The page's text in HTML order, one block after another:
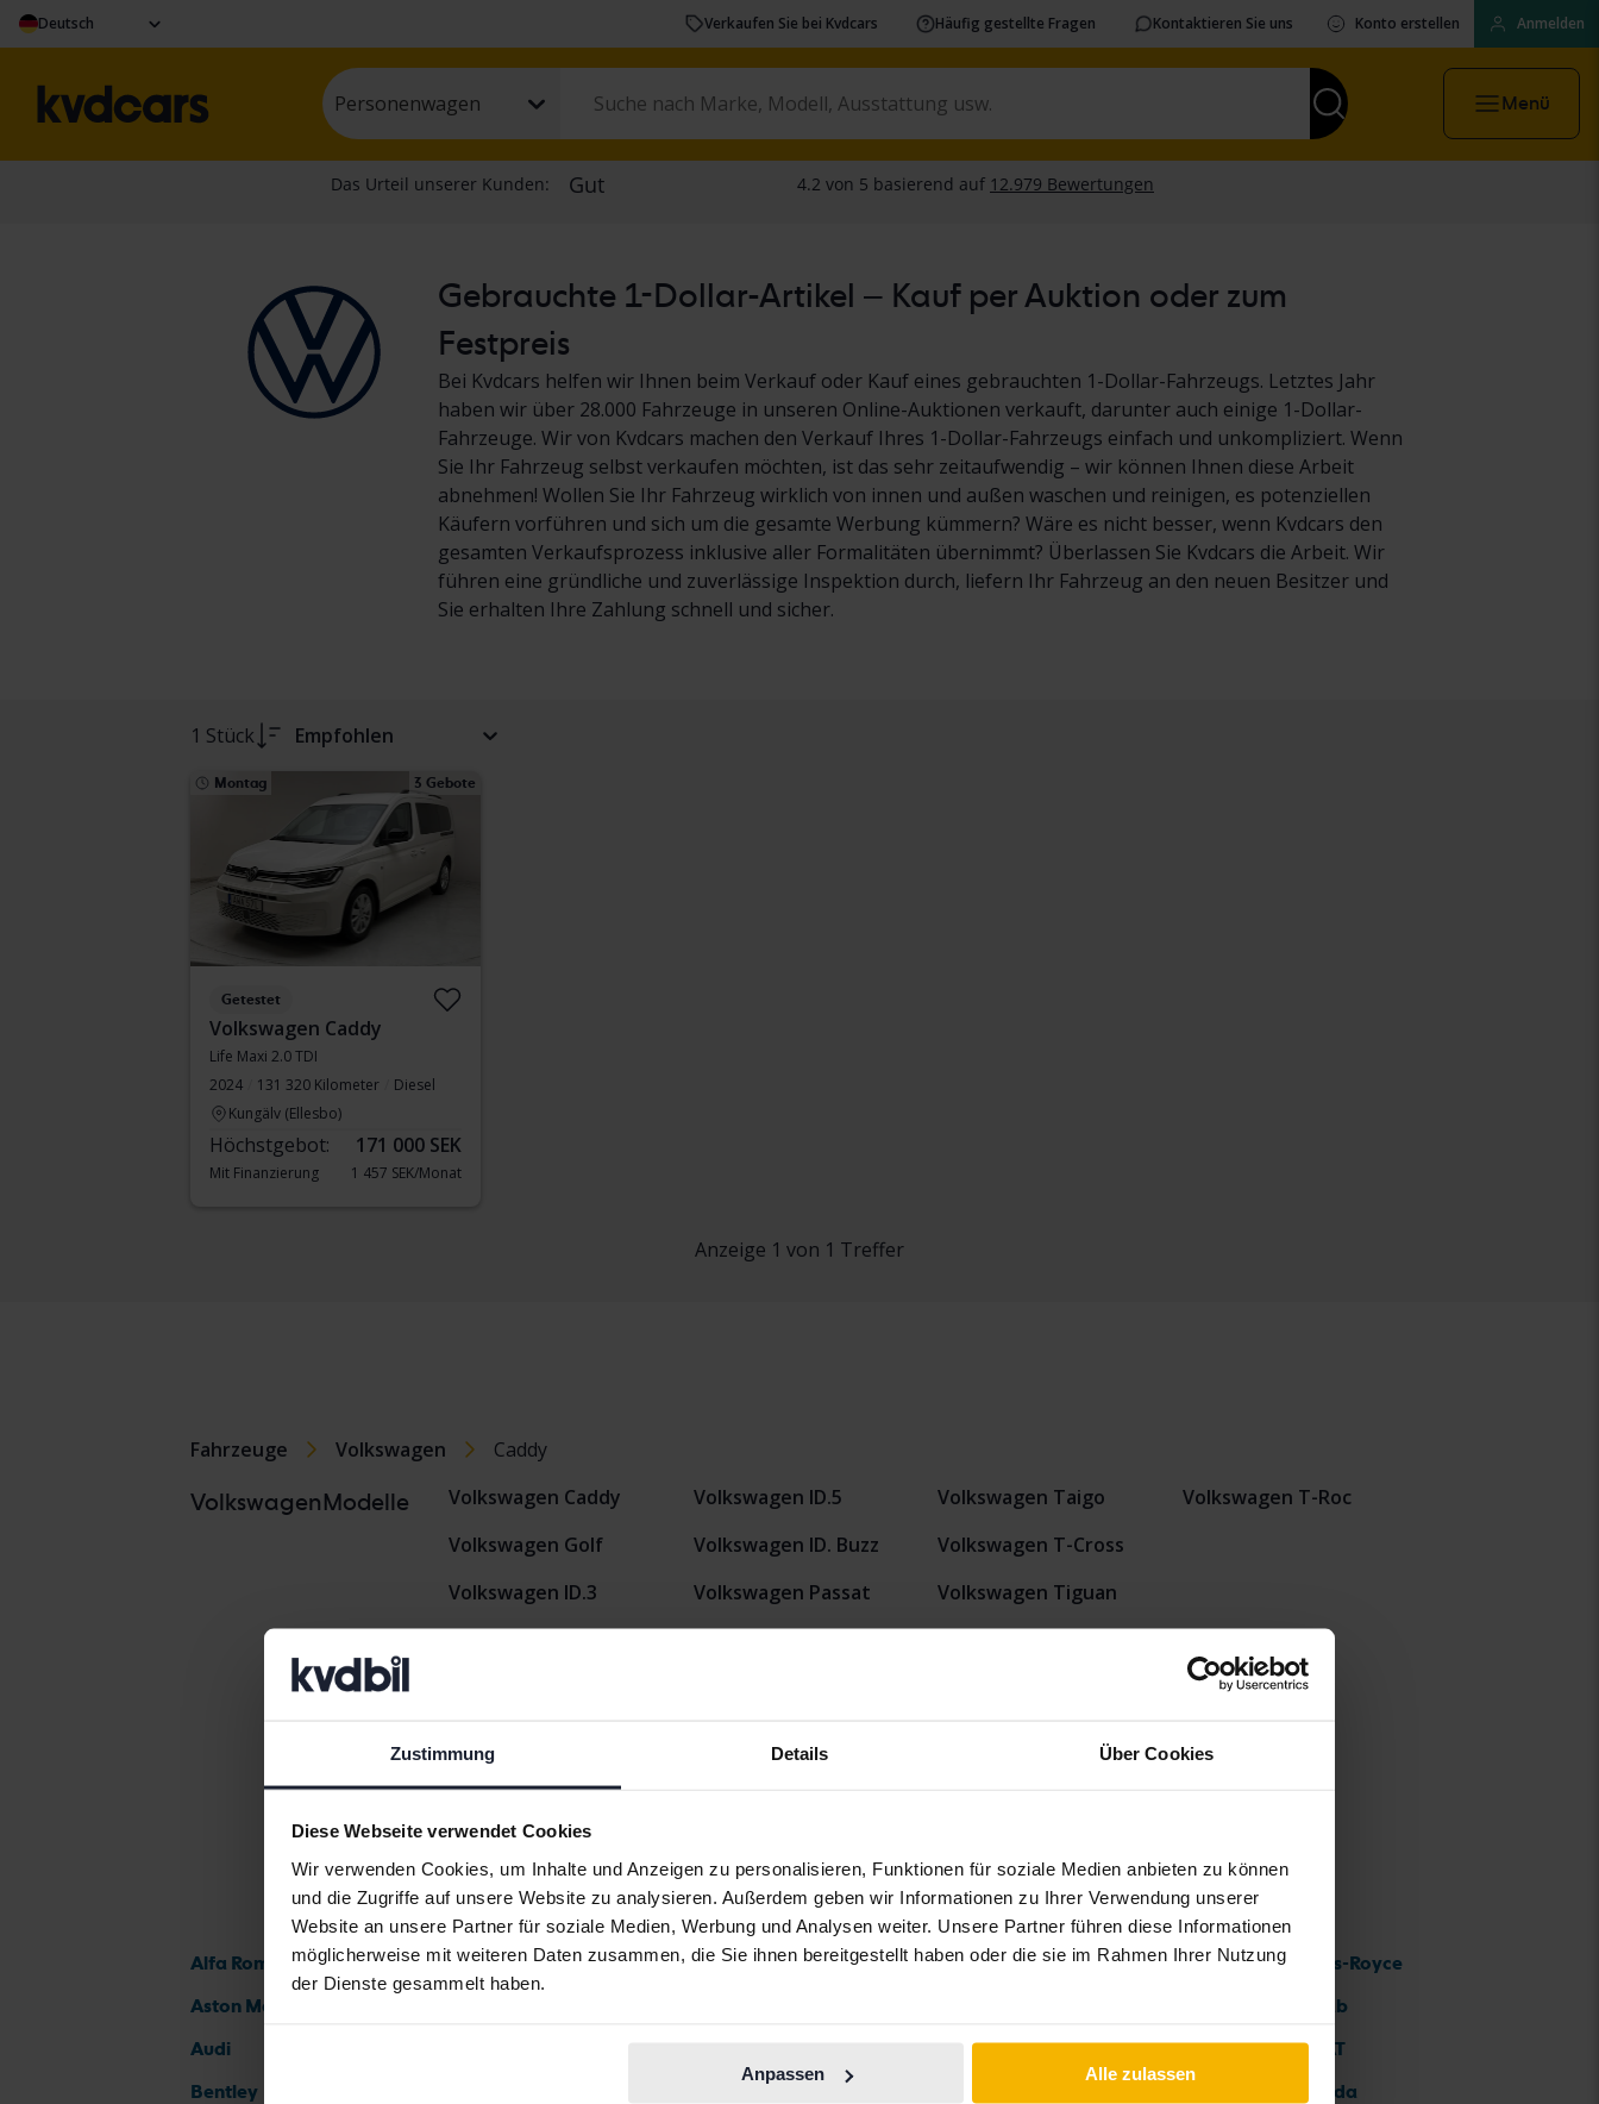
Zustimmung Details Über Cookies
Diese Webseite verwendet Cookies
Wir verwenden Cookies, um Inhalte und Anzeigen zu personalisieren, Funktionen für soziale Medien anbieten zu können
und die Zugriffe auf unsere Website zu analysieren. Außerdem geben wir Informationen zu Ihrer Verwendung unserer
Website an unsere Partner für soziale Medien, Werbung und Analysen weiter. Unsere Partner führen diese Informationen
möglicherweise mit weiteren Daten zusammen, die Sie ihnen bereitgestellt haben oder die sie im Rahmen Ihrer Nutzung
der Dienste gesammelt haben.
Anpassen Alle zulassen
Deutsch Verkaufen Sie bei Kvdcars Häufig gestellte Fragen Kontaktieren Sie uns Konto erstellen Anmelden
Personenwagen Menü
Gebrauchte 1-Dollar-Artikel – Kauf per Auktion oder zum
Festpreis
Bei Kvdcars helfen wir Ihnen beim Verkauf oder Kauf eines gebrauchten 1-Dollar-Fahrzeugs. Letztes Jahr
haben wir über 28.000 Fahrzeuge in unseren Online-Auktionen verkauft, darunter auch einige 1-Dollar-
Fahrzeuge. Wir von Kvdcars machen den Verkauf Ihres 1-Dollar-Fahrzeugs einfach und unkompliziert. Wenn
Sie Ihr Fahrzeug selbst verkaufen möchten, ist das sehr zeitaufwendig – wir können Ihnen diese Arbeit
abnehmen! Wollen Sie Ihr Fahrzeug wirklich von innen und außen waschen und reinigen, es potenziellen
Käufern vorführen und sich um die gesamte Werbung kümmern? Wäre es nicht besser, wenn Kvdcars den
gesamten Verkaufsprozess inklusive aller Formalitäten übernimmt? Überlassen Sie Kvdcars die Arbeit. Wir
führen eine gründliche und zuverlässige Inspektion durch, liefern Ihr Fahrzeug an den neuen Besitzer und
Sie erhalten Ihre Zahlung schnell und sicher.
1 Stück Empfohlen
Montag 3 Gebote
Getestet
Volkswagen Caddy
Life Maxi 2.0 TDI
2024
131 320 Kilometer
Diesel
Kungälv (Ellesbo)
Höchstgebot: 171 000 SEK
Mit Finanzierung 1 457 SEK/Monat
Anzeige 1 von 1 Treffer
Fahrzeuge Volkswagen Caddy
VolkswagenModelle
Volkswagen Caddy
Volkswagen Golf
Volkswagen ID.3
Volkswagen ID.5
Volkswagen ID. Buzz
Volkswagen Passat
Volkswagen Taigo
Volkswagen T-Cross
Volkswagen Tiguan
Volkswagen T-Roc
Automarken
Alfa Romeo
Aston Martin
Audi
Bentley
Ferrari
Maserati
Mercedes
Rolls-Royce
Saab
SEAT
Skoda